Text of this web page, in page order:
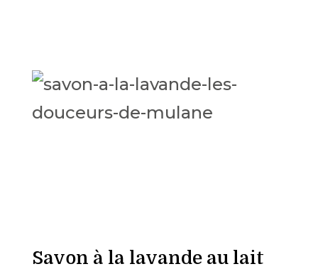
Savon à la lavande au lait